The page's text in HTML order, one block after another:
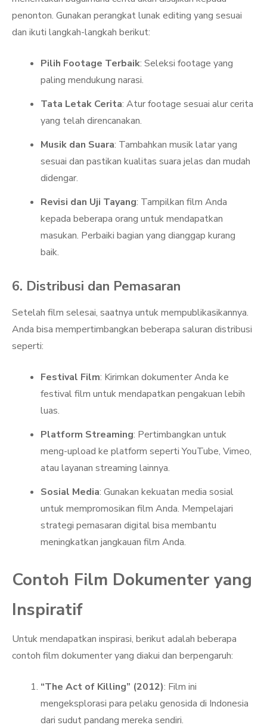
penonton. Gunakan perangkat lunak editing yang sesuai
dan ikuti langkah-langkah berikut:
Pilih Footage Terbaik: Seleksi footage yang
paling mendukung narasi.
Tata Letak Cerita: Atur footage sesuai alur cerita
yang telah direncanakan.
Musik dan Suara: Tambahkan musik latar yang
sesuai dan pastikan kualitas suara jelas dan mudah
didengar.
Revisi dan Uji Tayang: Tampilkan film Anda
kepada beberapa orang untuk mendapatkan
masukan. Perbaiki bagian yang dianggap kurang
baik.
6. Distribusi dan Pemasaran
Setelah film selesai, saatnya untuk mempublikasikannya.
Anda bisa mempertimbangkan beberapa saluran distribusi
seperti:
Festival Film: Kirimkan dokumenter Anda ke
festival film untuk mendapatkan pengakuan lebih
luas.
Platform Streaming: Pertimbangkan untuk
meng-upload ke platform seperti YouTube, Vimeo,
atau layanan streaming lainnya.
Sosial Media: Gunakan kekuatan media sosial
untuk mempromosikan film Anda. Mempelajari
strategi pemasaran digital bisa membantu
meningkatkan jangkauan film Anda.
Contoh Film Dokumenter yang
Inspiratif
Untuk mendapatkan inspirasi, berikut adalah beberapa
contoh film dokumenter yang diakui dan berpengaruh:
“The Act of Killing” (2012): Film ini
mengeksplorasi para pelaku genosida di Indonesia
dari sudut pandang mereka sendiri.